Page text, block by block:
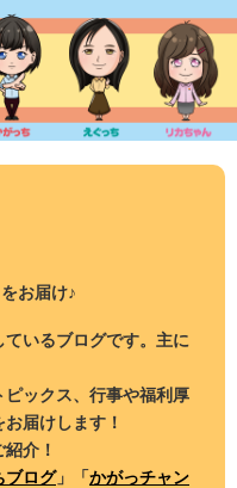
をお届け♪
いるブログです。主に
ックス、行事や福利厚
届けします！
介！
ブログ」「かがっチャン